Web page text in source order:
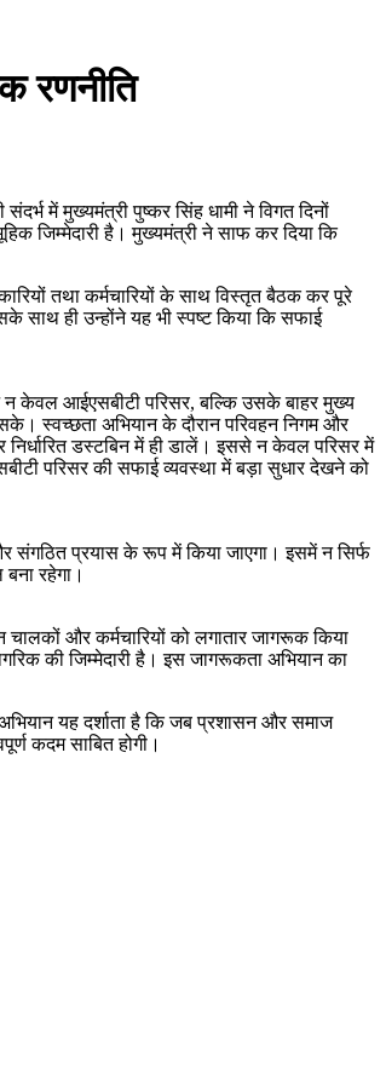
रणनीति
में मुख्यमंत्री पुष्कर सिंह धामी ने विगत दिनों
जिम्मेदारी है। मुख्यमंत्री ने साफ कर दिया कि
तथा कर्मचारियों के साथ विस्तृत बैठक कर पूरे
साथ ही उन्होंने यह भी स्पष्ट किया कि सफाई
न केवल आईएसबीटी परिसर, बल्कि उसके बाहर मुख्य
स्वच्छता अभियान के दौरान परिवहन निगम और
डस्टबिन में ही डालें। इससे न केवल परिसर में
परिसर की सफाई व्यवस्था में बड़ा सुधार देखने को
संगठित प्रयास के रूप में किया जाएगा। इसमें न सिर्फ
रहेगा।
और कर्मचारियों को लगातार जागरूक किया
की जिम्मेदारी है। इस जागरूकता अभियान का
यह दर्शाता है कि जब प्रशासन और समाज
कदम साबित होगी।